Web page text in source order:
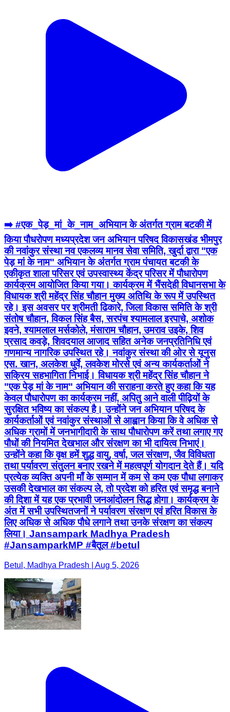
➡️ #एक_पेड़_मां_के_नाम_अभियान के अंतर्गत ग्राम बटकी में
किया पौधरोपण मध्यप्रदेश जन अभियान परिषद विकासखंड भीमपुर
की नवांकुर संस्था नव एकलव्य मानव सेवा समिति, खुर्दा द्वारा "एक
पेड़ मां के नाम" अभियान के अंतर्गत ग्राम पंचायत बटकी के
एकीकृत शाला परिसर एवं उपस्वास्थ्य केंद्र परिसर में पौधारोपण
कार्यक्रम आयोजित किया गया। कार्यक्रम में भैंसदेही विधानसभा के
विधायक श्री महेंद्र सिंह चौहान मुख्य अतिथि के रूप में उपस्थित
रहे। इस अवसर पर श्रीमती ढिकारे, जिला विकास समिति के श्री
संतोष चौहान, विकल सिंह बैस, सरपंच श्यामलाल इरपाचे, अशोक
इवने, श्यामलाल मर्सकोले, मंसाराम चौहान, उमराव उइके, शिव
प्रसाद कवड़े, शिवदयाल आजाद सहित अनेक जनप्रतिनिधि एवं
गणमान्य नागरिक उपस्थित रहे। नवांकुर संस्था की ओर से यूनुस
एस. खान, अलकेश धुर्वे, लवकेश मोरसे एवं अन्य कार्यकर्ताओं ने
सक्रिय सहभागिता निभाई। विधायक श्री महेंद्र सिंह चौहान ने
"एक पेड़ मां के नाम" अभियान की सराहना करते हुए कहा कि यह
केवल पौधारोपण का कार्यक्रम नहीं, अपितु आने वाली पीढ़ियों के
सुरक्षित भविष्य का संकल्प है। उन्होंने जन अभियान परिषद के
कार्यकर्ताओं एवं नवांकुर संस्थाओं से आह्वान किया कि वे अधिक से
अधिक ग्रामों में जनभागीदारी के साथ पौधारोपण करें तथा लगाए गए
पौधों की नियमित देखभाल और संरक्षण का भी दायित्व निभाएं।
उन्होंने कहा कि वृक्ष हमें शुद्ध वायु, वर्षा, जल संरक्षण, जैव विविधता
तथा पर्यावरण संतुलन बनाए रखने में महत्वपूर्ण योगदान देते हैं। यदि
प्रत्येक व्यक्ति अपनी माँ के सम्मान में कम से कम एक पौधा लगाकर
उसकी देखभाल का संकल्प ले, तो प्रदेश को हरित एवं समृद्ध बनाने
की दिशा में यह एक प्रभावी जनआंदोलन सिद्ध होगा। कार्यक्रम के
अंत में सभी उपस्थितजनों ने पर्यावरण संरक्षण एवं हरित विकास के
लिए अधिक से अधिक पौधे लगाने तथा उनके संरक्षण का संकल्प
लिया। Jansampark Madhya Pradesh
#JansamparkMP #बैतूल #betul
Betul, Madhya Pradesh | Aug 5, 2026